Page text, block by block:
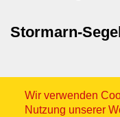
Stormarn-
Wir verwenden
Nutzung unserer